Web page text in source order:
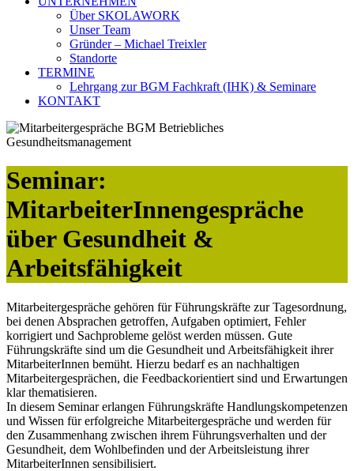
Über SKOLAWORK
Unser Team
Gründer – Michael Treixler
Standorte
TERMINE
Lehrgang zur BGM Fachkraft (IHK) & Seminare
KONTAKT
Seminar:
MitarbeiterInnengespräche
über Gesundheit &
Arbeitsfähigkeit
Mitarbeitergespräche gehören für Führungskräfte zur Tagesordnung,
bei denen Absprachen getroffen, Aufgaben optimiert, Fehler
korrigiert und Sachprobleme gelöst werden müssen. Gute
Führungskräfte sind um die Gesundheit und Arbeitsfähigkeit ihrer
MitarbeiterInnen bemüht. Hierzu bedarf es an nachhaltigen
Mitarbeitergesprächen, die Feedbackorientiert sind und Erwartungen
klar thematisieren.
In diesem Seminar erlangen Führungskräfte Handlungskompetenzen
und Wissen für erfolgreiche Mitarbeitergespräche und werden für
den Zusammenhang zwischen ihrem Führungsverhalten und der
Gesundheit, dem Wohlbefinden und der Arbeitsleistung ihrer
MitarbeiterInnen sensibilisiert.